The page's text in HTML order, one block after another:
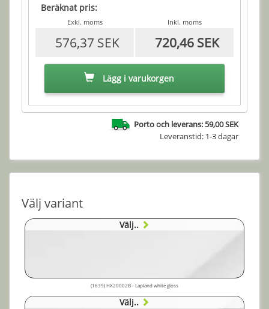
Beräknat pris:
Exkl. moms Inkl. moms
576,37 SEK 720,46 SEK
Lägg i varukorgen
Porto och leverans: 59,00 SEK
Leveranstid: 1-3 dagar
Välj variant
Välj..
(1639) HX20002B - Lapland white gloss
Välj..